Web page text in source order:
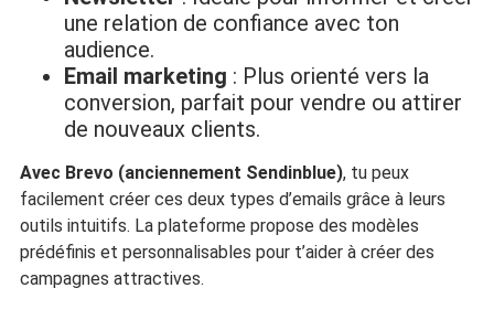
une relation de confiance avec ton
audience.
Email marketing : Plus orienté vers la
conversion, parfait pour vendre ou attirer
de nouveaux clients.
Avec Brevo (anciennement Sendinblue), tu peux
facilement créer ces deux types d’emails grâce à leurs
outils intuitifs. La plateforme propose des modèles
prédéfinis et personnalisables pour t’aider à créer des
campagnes attractives.